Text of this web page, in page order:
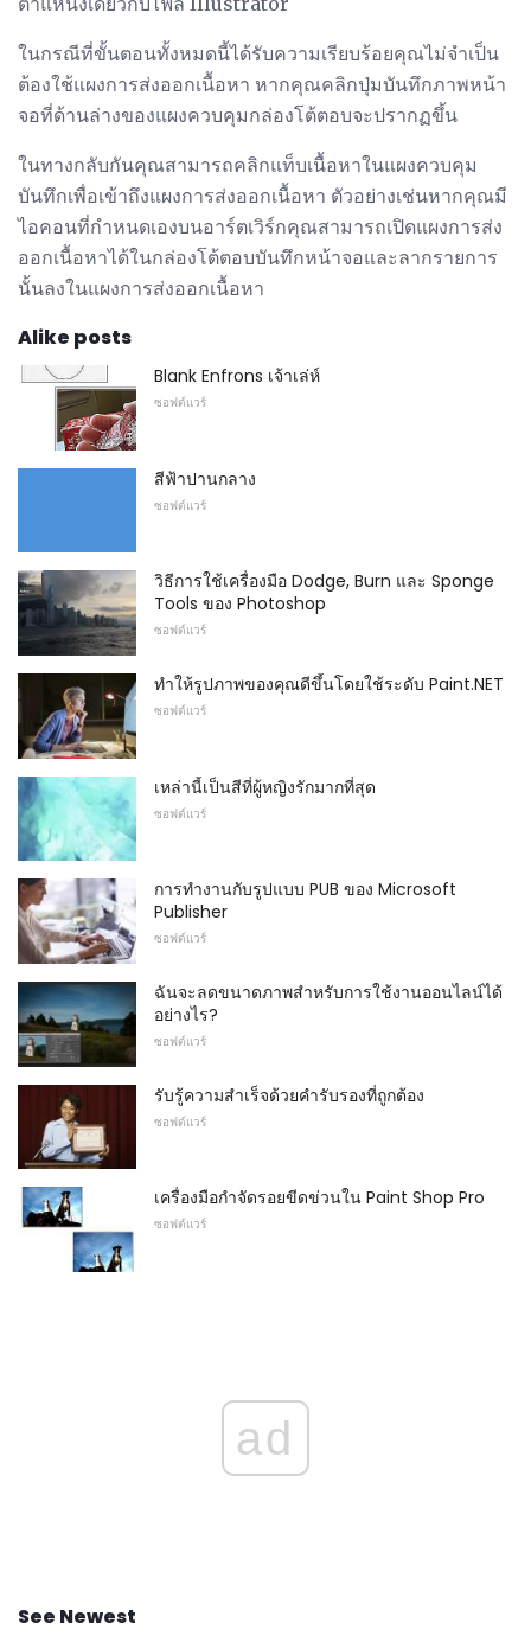
ในกรณีที่ขั้นตอนทั้งหมดนี้ได้รับความเรียบร้อยคุณไม่จำเป็น
ต้องใช้แผงการส่งออกเนื้อหา หากคุณคลิกปุ่มบันทึกภาพหน้า
จอที่ด้านล่างของแผงควบคุมกล่องโต้ตอบจะปรากฏขึ้น
ในทางกลับกันคุณสามารถคลิกแท็บเนื้อหาในแผงควบคุม
บันทึกเพื่อเข้าถึงแผงการส่งออกเนื้อหา ตัวอย่างเช่นหากคุณมี
ไอคอนที่กำหนดเองบนอาร์ตเวิร์กคุณสามารถเปิดแผงการส่ง
ออกเนื้อหาได้ในกล่องโต้ตอบบันทึกหน้าจอและลากรายการ
นั้นลงในแผงการส่งออกเนื้อหา
Alike posts
Blank Enfrons เจ้าเล่ห์
ซอฟต์แวร์
สีฟ้าปานกลาง
ซอฟต์แวร์
วิธีการใช้เครื่องมือ Dodge, Burn และ Sponge
Tools ของ Photoshop
ซอฟต์แวร์
ทำให้รูปภาพของคุณดีขึ้นโดยใช้ระดับ Paint.NET
ซอฟต์แวร์
เหล่านี้เป็นสีที่ผู้หญิงรักมากที่สุด
ซอฟต์แวร์
การทำงานกับรูปแบบ PUB ของ Microsoft
Publisher
ซอฟต์แวร์
ฉันจะลดขนาดภาพสำหรับการใช้งานออนไลน์ได้
อย่างไร?
ซอฟต์แวร์
รับรู้ความสำเร็จด้วยคำรับรองที่ถูกต้อง
ซอฟต์แวร์
เครื่องมือกำจัดรอยขีดข่วนใน Paint Shop Pro
ซอฟต์แวร์
ad
See Newest